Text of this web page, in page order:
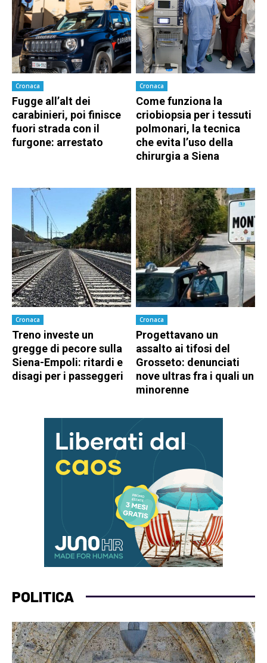
Cronaca
Fugge all’alt dei
carabinieri, poi finisce
fuori strada con il
furgone: arrestato
Cronaca
Come funziona la
criobiopsia per i tessuti
polmonari, la tecnica
che evita l’uso della
chirurgia a Siena
Cronaca
Treno investe un
gregge di pecore sulla
Siena-Empoli: ritardi e
disagi per i passeggeri
Cronaca
Progettavano un
assalto ai tifosi del
Grosseto: denunciati
nove ultras fra i quali un
minorenne
POLITICA